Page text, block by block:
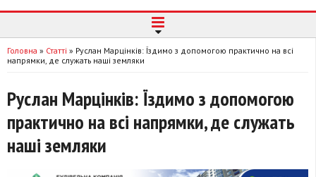
Головна » Статті » Руслан Марцінків: Їздимо з допомогою практично на всі
напрямки, де служать наші земляки
Руслан Марцінків: Їздимо з допомогою
практично на всі напрямки, де служать
наші земляки